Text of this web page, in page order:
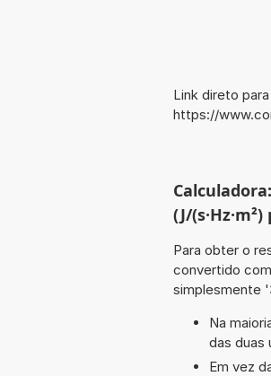
Link direto
https://
(J/
Para obter o
convertido
simplesmente
Na
das duas
Em vez